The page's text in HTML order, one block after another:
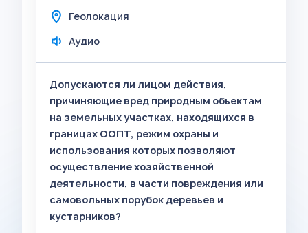
Геолокация
Аудио
Допускаются ли лицом действия,
причиняющие вред природным объектам
на земельных участках, находящихся в
границах ООПТ, режим охраны и
использования которых позволяют
осуществление хозяйственной
деятельности, в части повреждения или
самовольных порубок деревьев и
кустарников?